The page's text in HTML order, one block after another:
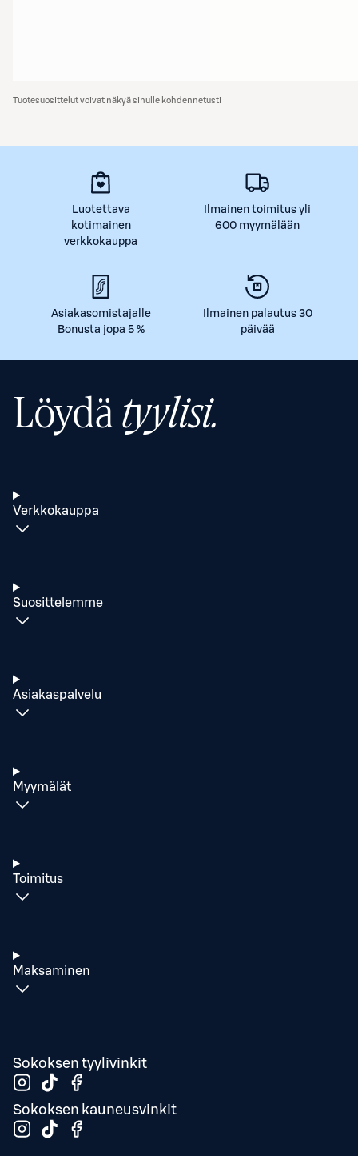
Tuotesuosittelut voivat näkyä sinulle kohdennetusti
Luotettava
kotimainen
verkkokauppa
Ilmainen toimitus yli
600 myymälään
Asiakasomistajalle
Bonusta jopa 5 %
Ilmainen palautus 30
päivää
Löydätyylisi.
Verkkokauppa
Suosittelemme
Asiakaspalvelu
Myymälät
Toimitus
Maksaminen
Sokoksen tyylivinkit
Sokoksen kauneusvinkit